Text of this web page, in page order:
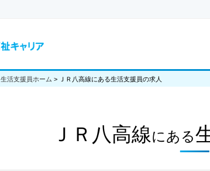
生活支援員ホーム > ＪＲ八高線にある生活支援員の求人
ＪＲ八高線にある